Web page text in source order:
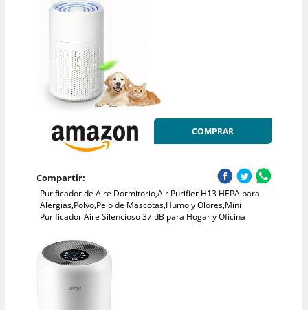
COMPRAR
Compartir:
Purificador de Aire Dormitorio,Air Purifier H13 HEPA para
Alergias,Polvo,Pelo de Mascotas,Humo y Olores,Mini
Purificador Aire Silencioso 37 dB para Hogar y Oficina